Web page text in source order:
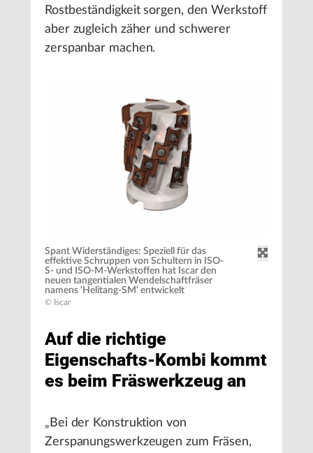
Rostbeständigkeit sorgen, den Werkstoff
aber zugleich zäher und schwerer
zerspanbar machen.
Spant Widerständiges: Speziell für das
effektive Schruppen von Schultern in ISO-
S- und ISO-M-Werkstoffen hat Iscar den
neuen tangentialen Wendelschaftfräser
namens ‘Helitang-SM‘ entwickelt
© Iscar
Auf die richtige
Eigenschafts-Kombi kommt
es beim Fräswerkzeug an
„Bei der Konstruktion von
Zerspanungswerkzeugen zum Fräsen,